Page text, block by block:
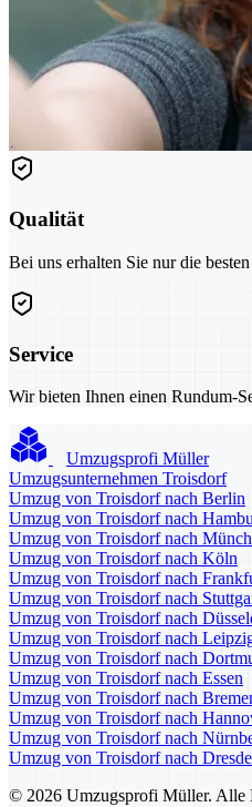
Qualität
Bei uns erhalten Sie nur die
Service
Wir bieten Ihnen einen Rundum-
Umzugsprofi Müller
Umzugsunternehmen Troisdorf
Umzug von Troisdorf nach Berlin
Umzug von Troisdorf nach
Umzug von Troisdorf nach
Umzug von Troisdorf nach Köln
Umzug von Troisdorf nach
Umzug von Troisdorf nach
Umzug von Troisdorf nach
Umzug von Troisdorf nach
Umzug von Troisdorf nach
Umzug von Troisdorf nach Essen
Umzug von Troisdorf nach
Umzug von Troisdorf nach
Umzug von Troisdorf nach
Umzug von Troisdorf nach
© 2026 Umzugsprofi Müller. Alle